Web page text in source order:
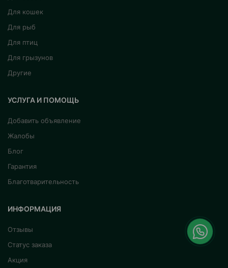
жирных кислот, необходимых вашей кошке, а
также гормонов и витаминов, ферментов,
Эта запатентованная технология обеспечивает
кормовых добавок и премиксов;
использовании элементов, необходимых для
здоровой структуры кожи и волос.
обеспечить здоровый обмен веществ с
помогает контролировать запах и аммиак
благодаря своей структуре, укрепляющей
пищеварительную систему.
Для кошек
Для рыб
Для птиц
Для грызунов
Другие
УСЛУГА И ПОМОЩЬ
Добавить объявление
Жалобы
Блог
Гарантия
Благотварительность
ИНФОРМАЦИЯ
Отзывы
Статус заказа
Акция